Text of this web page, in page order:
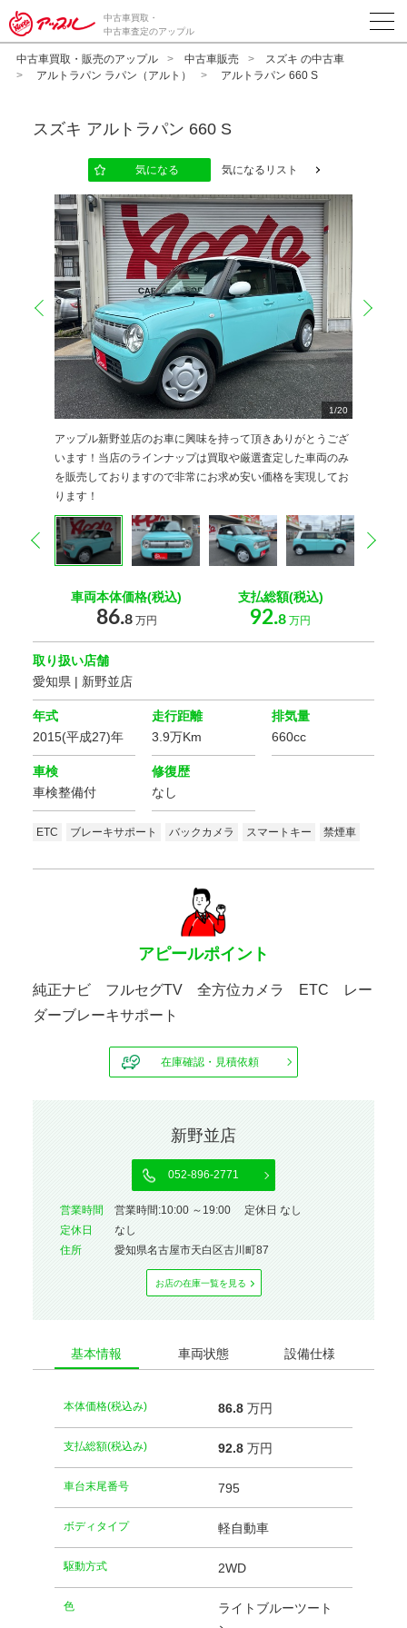
中古車買取・
中古車査定のアップル
中古車買取・販売のアップル 中古車販売
スズキ の中古車
アルトラパン ラパン（アルト）
アルトラパン 660 S
スズキ アルトラパン 660 S
気になる 気になるリスト
1/20
アップル新野並店のお車に興味を持って頂きありがとうござ
います！当店のラインナップは買取や厳選査定した車両のみ
を販売しておりますので非常にお求め安い価格を実現してお
ります！
2 20
3 20
4 20
5 20
6 20
7 20
8 20
9 20
10 2
0
11 2
0
12 2
0
13 2
0
14 2
0
15 2
0
16 2
0
17 2
0
18 2
0
19 2
0
20 2
0
prev
prev
車両本体価格(税込)
86.8万円
支払総額(税込)
92.8 万円
取り扱い店舗
愛知県 | 新野並店
年式
2015(平成27)年
走行距離
3.9万Km
排気量
660cc
車検
車検整備付
修復歴
なし
ETC ブレーキサポート バックカメラ スマートキー 禁煙車
アピールポイント
純正ナビ フルセグTV 全方位カメラ ETC レー
ダーブレーキサポート
在庫確認・見積依頼
新野並店
052-896-2771
営業時間
営業時間:10:00 ～19:00 定休日 なし
定休⽇
なし
住所
愛知県名古屋市天白区古川町87
お店の在庫⼀覧を⾒る
基本情報 車両状態 設備仕様
本体価格(税込み) 86.8万円
支払総額(税込み) 92.8万円
車台末尾番号 795
ボディタイプ 軽自動車
駆動方式 2WD
⾊
ライトブルーツート